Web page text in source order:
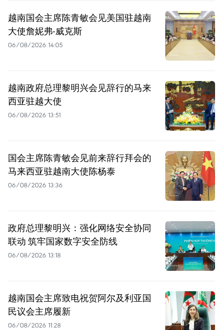
越南国会主席陈青敏会见美国驻越南
大使詹妮弗·威克斯
06/08/2026 14:05
越南政府总理黎明兴会见辞行的马来
西亚驻越大使
06/08/2026 13:51
国会主席陈青敏会见前来辞行拜会的
马来西亚驻越南大使陈杨泰
06/08/2026 13:36
政府总理黎明兴：强化网络安全协同
联动 筑牢国家数字安全防线
06/08/2026 13:18
越南国会主席致电祝贺阿尔及利亚国
民议会主席履新
06/08/2026 11:28